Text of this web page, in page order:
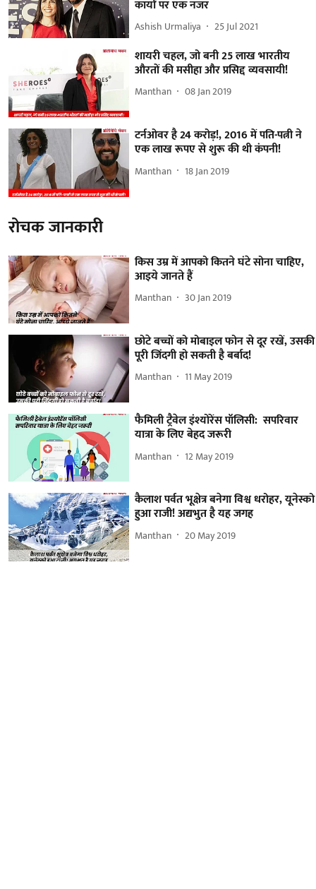
कार्यों पर एक नजर
Ashish Urmaliya 25 Jul 2021
शायरी चहल, जो बनी 25 लाख भारतीय
औरतों की मसीहा और प्रसिद्द व्यवसायी!
Manthan 08 Jan 2019
टर्नओवर है 24 करोड़!, 2016 में पति-पत्नी ने
एक लाख रूपए से शुरू की थी कंपनी!
Manthan 18 Jan 2019
रोचक जानकारी
किस उम्र में आपको कितने घंटे सोना चाहिए,
आइये जानते हैं
Manthan 30 Jan 2019
छोटे बच्चों को मोबाइल फोन से दूर रखें, उसकी
पूरी जिंदगी हो सकती है बर्बाद!
Manthan 11 May 2019
फैमिली ट्रैवेल इंश्योरेंस पॉलिसी: सपरिवार
यात्रा के लिए बेहद जरूरी
Manthan 12 May 2019
कैलाश पर्वत भूक्षेत्र बनेगा विश्व धरोहर, यूनेस्को
हुआ राजी! अद्यभुत है यह जगह
Manthan 20 May 2019